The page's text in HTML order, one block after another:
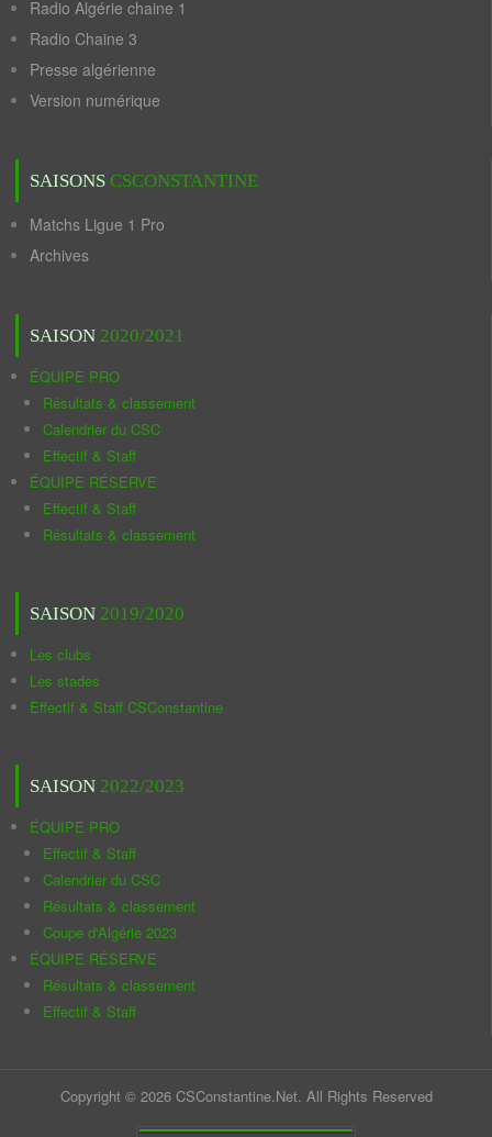
Radio Algérie chaine 1
Radio Chaine 3
Presse algérienne
Version numérique
SAISONS CSCONSTANTINE
Matchs Ligue 1 Pro
Archives
SAISON 2020/2021
ÉQUIPE PRO
Résultats & classement
Calendrier du CSC
Effectif & Staff
ÉQUIPE RÉSERVE
Effectif & Staff
Résultats & classement
SAISON 2019/2020
Les clubs
Les stades
Effectif & Staff CSConstantine
SAISON 2022/2023
ÉQUIPE PRO
Effectif & Staff
Calendrier du CSC
Résultats & classement
Coupe d'Algérie 2023
ÉQUIPE RÉSERVE
Résultats & classement
Effectif & Staff
Copyright © 2026 CSConstantine.Net. All Rights Reserved